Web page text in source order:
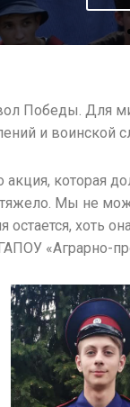
Победы. Для
и воинской
акция, которая
Мы не
остается, хоть
«Аграрно-